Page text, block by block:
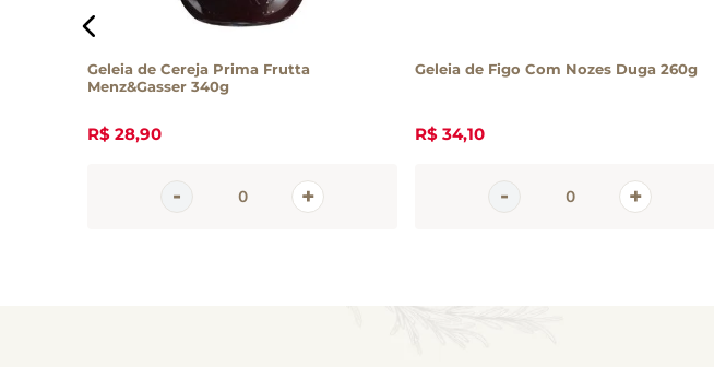
Geleia de Cereja Prima Frutta
Menz&Gasser 340g
R$ 28,90
Geleia de Figo Com Nozes Duga 260g
R$ 34,10